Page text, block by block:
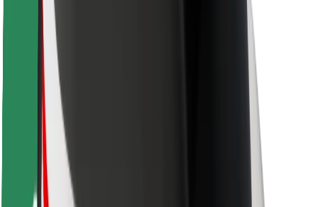
Ciudades
Dónde estamos
Soluciones para las ciudades
Aeropuertos
Estaciones de carga de Bolt